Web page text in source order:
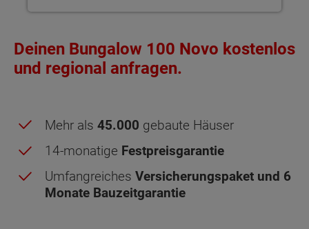
Deinen Bungalow 100 Novo kostenlos
und regional anfragen.
Mehr als 45.000 gebaute Häuser
14-monatige Festpreisgarantie
Umfangreiches Versicherungspaket und 6
Monate Bauzeitgarantie